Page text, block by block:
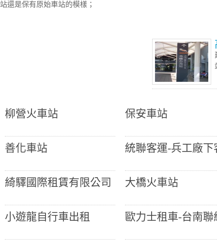
站還是保有原始車站的模樣；
柳營火車站 保安車站
善化車站 統聯客運-兵工廠下
綺驛國際租賃有限公司 大橋火車站
小遊龍自行車出租 歐力士租車-台南聯